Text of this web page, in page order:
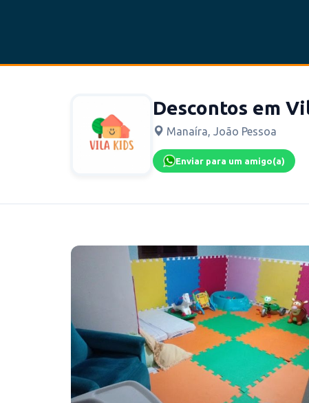
Descontos em
Manaíra, João Pessoa
Enviar para um amigo(a)